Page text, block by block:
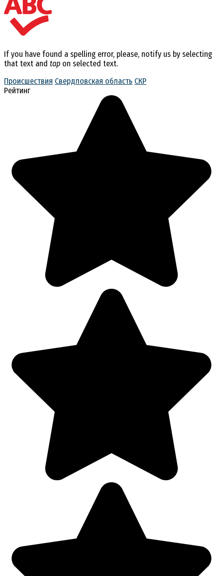
If you have found a spelling error, please, notify us by selecting
that text and tap on selected text.
Происшествия Свердловская область СКР
Рейтинг